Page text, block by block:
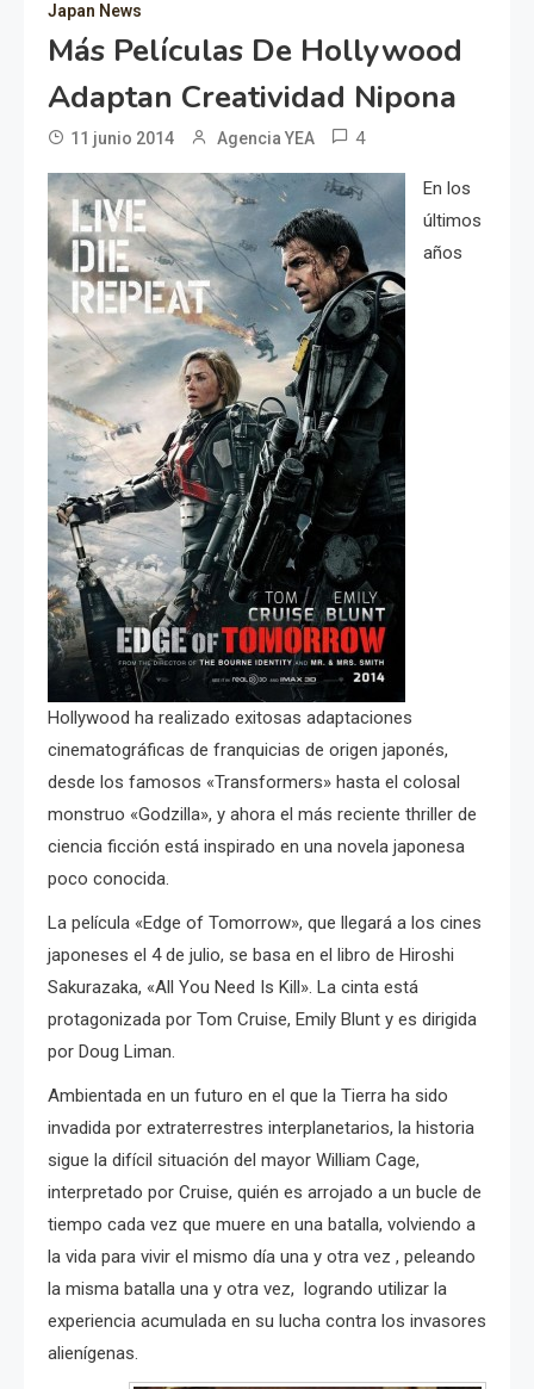
Japan News
Más Películas De Hollywood
Adaptan Creatividad Nipona
11 junio 2014 Agencia YEA 4
En los
últimos
años
Hollywood ha realizado exitosas adaptaciones
cinematográficas de franquicias de origen japonés,
desde los famosos «Transformers» hasta el colosal
monstruo «Godzilla», y ahora el más reciente thriller de
ciencia ficción está inspirado en una novela japonesa
poco conocida.
La película «Edge of Tomorrow», que llegará a los cines
japoneses el 4 de julio, se basa en el libro de Hiroshi
Sakurazaka, «All You Need Is Kill». La cinta está
protagonizada por Tom Cruise, Emily Blunt y es dirigida
por Doug Liman.
Ambientada en un futuro en el que la Tierra ha sido
invadida por extraterrestres interplanetarios, la historia
sigue la difícil situación del mayor William Cage,
interpretado por Cruise, quién es arrojado a un bucle de
tiempo cada vez que muere en una batalla, volviendo a
la vida para vivir el mismo día una y otra vez , peleando
la misma batalla una y otra vez, logrando utilizar la
experiencia acumulada en su lucha contra los invasores
alienígenas.